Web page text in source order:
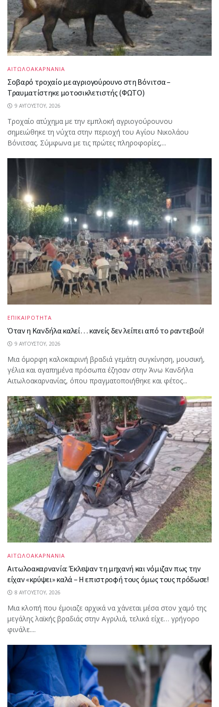
ΑΙΤΩΛΟΑΚΑΡΝΑΝΙΑ
Σοβαρό τροχαίο με αγριογούρουνο στη Βόνιτσα –
Τραυματίστηκε μοτοσικλετιστής (ΦΩΤΟ)
9 ΑΥΓΟΎΣΤΟΥ, 2026
Τροχαίο ατύχημα με την εμπλοκή αγριογούρουνου
σημειώθηκε τη νύχτα στην περιοχή του Αγίου Νικολάου
Βόνιτσας. Σύμφωνα με τις πρώτες πληροφορίες,...
ΕΠΙΚΑΙΡΟΤΗΤΑ
Όταν η Κανδήλα καλεί… κανείς δεν λείπει από το ραντεβού!
9 ΑΥΓΟΎΣΤΟΥ, 2026
Μια όμορφη καλοκαιρινή βραδιά γεμάτη συγκίνηση, μουσική,
γέλια και αγαπημένα πρόσωπα έζησαν στην Άνω Κανδήλα
Αιτωλοακαρνανίας, όπου πραγματοποιήθηκε και φέτος...
ΑΙΤΩΛΟΑΚΑΡΝΑΝΙΑ
Αιτωλοακαρνανία: Έκλεψαν τη μηχανή και νόμιζαν πως την
είχαν «κρύψει» καλά – Η επιστροφή τους όμως τους πρόδωσε!
8 ΑΥΓΟΎΣΤΟΥ, 2026
Μια κλοπή που έμοιαζε αρχικά να χάνεται μέσα στον χαμό της
μεγάλης λαϊκής βραδιάς στην Αγριλιά, τελικά είχε… γρήγορο
φινάλε....